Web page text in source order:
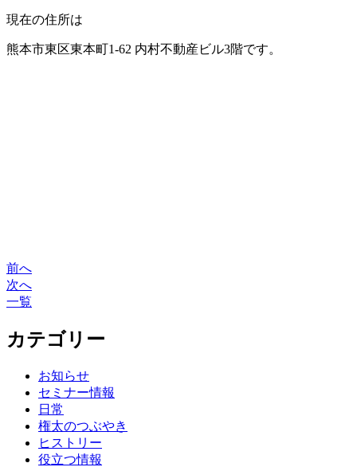
現在の住所は
熊本市東区東本町1-62 内村不動産ビル3階です。
投
稿
ビ
前へ
次へ
一覧
カテゴリー
お知らせ
セミナー情報
日常
権太のつぶやき
ヒストリー
役立つ情報